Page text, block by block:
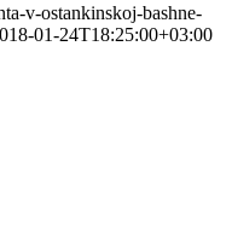
v-ostankinskoj-bashne-
01-24T18:25:00+03:00